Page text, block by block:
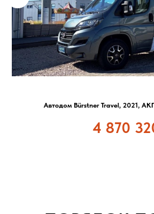
Автодом Bürstner Travel, 2021,
4 870